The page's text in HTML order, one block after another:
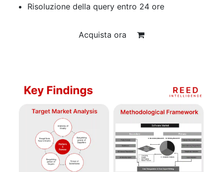
Risoluzione della query entro 24 ore
Acquista ora